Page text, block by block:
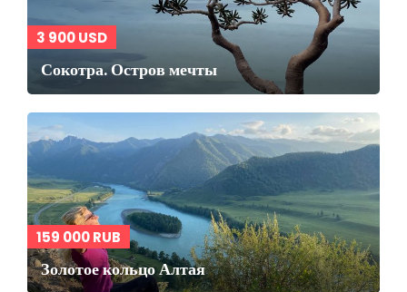
3 900 USD
Сокотра. Остров мечты
159 000 RUB
Золотое кольцо Алтая